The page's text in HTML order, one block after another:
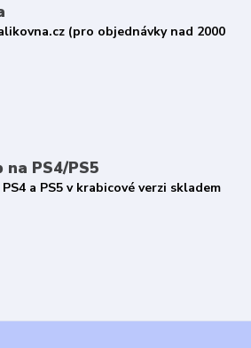
(pro objednávky nad 2000
PS4/PS5
a PS5 v krabicové verzi skladem